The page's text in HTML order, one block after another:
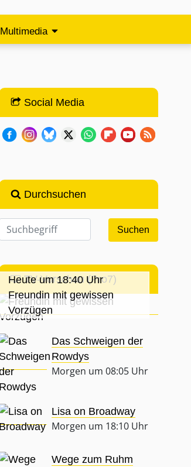
Multimedia
Social Media
Durchsuchen
TV-Vorschau (Pro7)
Heute um 18:40 Uhr
Freundin mit gewissen
Vorzügen
Das Schweigen der
Rowdys
Morgen um 08:05 Uhr
Lisa on Broadway
Morgen um 18:10 Uhr
Wege zum Ruhm